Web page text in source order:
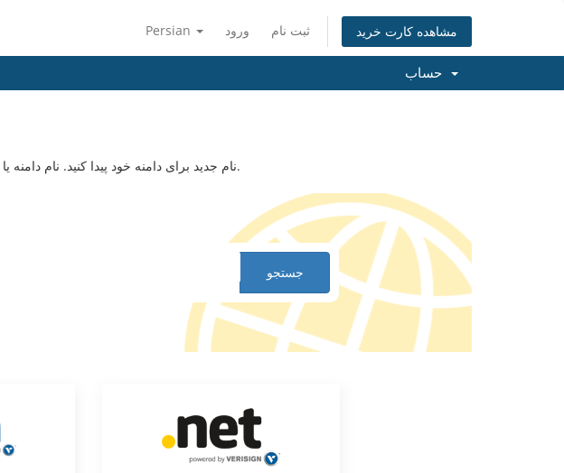
Persian ورود ثبت نام مشاهده کارت خرید
نام جدید برای دامنه خود پیدا کنید. نام دامنه یا کلید واژه ای را وارد کنید تا امکان ثبت آن را بررسی کنیم.
جستجو